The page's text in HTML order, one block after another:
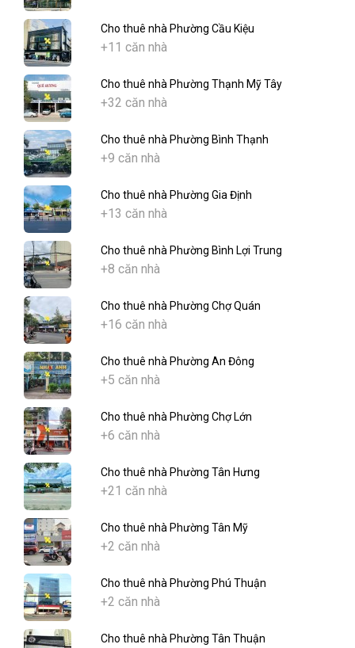
Cho thuê nhà Phường Cầu Kiệu
+11 căn nhà
Cho thuê nhà Phường Thạnh Mỹ Tây
+32 căn nhà
Cho thuê nhà Phường Bình Thạnh
+9 căn nhà
Cho thuê nhà Phường Gia Định
+13 căn nhà
Cho thuê nhà Phường Bình Lợi Trung
+8 căn nhà
Cho thuê nhà Phường Chợ Quán
+16 căn nhà
Cho thuê nhà Phường An Đông
+5 căn nhà
Cho thuê nhà Phường Chợ Lớn
+6 căn nhà
Cho thuê nhà Phường Tân Hưng
+21 căn nhà
Cho thuê nhà Phường Tân Mỹ
+2 căn nhà
Cho thuê nhà Phường Phú Thuận
+2 căn nhà
Cho thuê nhà Phường Tân Thuận